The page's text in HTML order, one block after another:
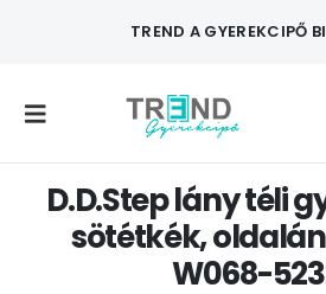
TREND A GYEREKCIPŐ
D.D.Step lány téli
sötétkék,
W068-